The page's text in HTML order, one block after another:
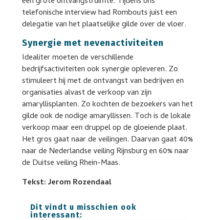
telefonische interview had Rombouts juist een
delegatie van het plaatselijke gilde over de vloer.
Synergie met nevenactiviteiten
Idealiter moeten de verschillende
bedrijfsactiviteiten ook synergie opleveren. Zo
stimuleert hij met de ontvangst van bedrijven en
organisaties alvast de verkoop van zijn
amaryllisplanten. Zo kochten de bezoekers van het
gilde ook de nodige amaryllissen. Toch is de lokale
verkoop maar een druppel op de gloeiende plaat.
Het gros gaat naar de veilingen. Daarvan gaat 40%
naar de Nederlandse veiling Rijnsburg en 60% naar
de Duitse veiling Rhein-Maas.
Tekst: Jerom Rozendaal
Dit vindt u misschien ook
interessant: